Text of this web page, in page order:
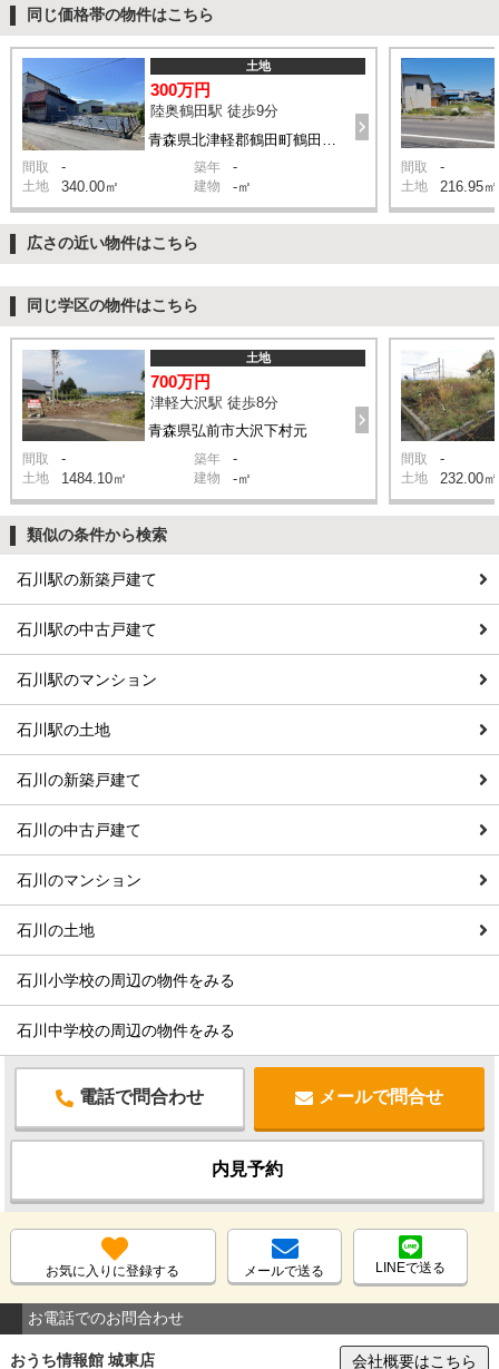
同じ価格帯の物件はこちら
土地
300万円
陸奥鶴田駅 徒歩9分
間取 - 築年 -
土地 340.00㎡ 建物 -㎡
間取 -
土地 216.95㎡
広さの近い物件はこちら
同じ学区の物件はこちら
青森県弘前市大沢下村元
土地
700万円
津軽大沢駅 徒歩8分
間取 - 築年 -
土地 1484.10㎡ 建物 -㎡
間取 -
土地 232.00㎡
類似の条件から検索
石川駅の新築戸建て
石川駅の中古戸建て
石川駅のマンション
石川駅の土地
石川の新築戸建て
石川の中古戸建て
石川のマンション
石川の土地
石川小学校の周辺の物件をみる
石川中学校の周辺の物件をみる
電話で問合わせ メールで問合せ
内見予約
お気に入りに登録する メールで送る LINEで送る
お電話でのお問合わせ
おうち情報館 城東店 会社概要はこちら